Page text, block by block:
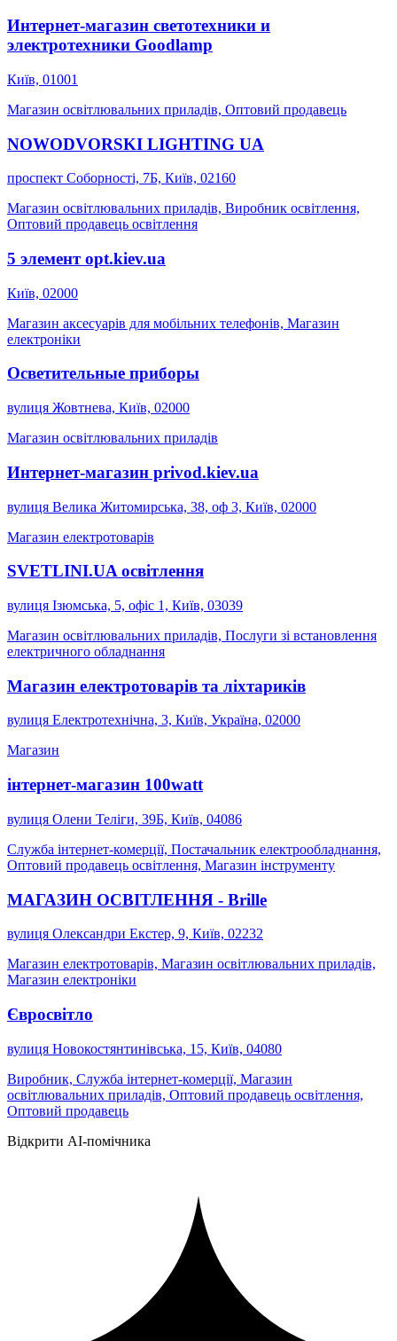
Интернет-магазин светотехники и
электротехники Goodlamp
Київ, 01001
Магазин освітлювальних приладів, Оптовий продавець
NOWODVORSKI LIGHTING UA
проспект Соборності, 7Б, Київ, 02160
Магазин освітлювальних приладів, Виробник освітлення,
Оптовий продавець освітлення
5 элемент opt.kiev.ua
Київ, 02000
Магазин аксесуарів для мобільних телефонів, Магазин
електроніки
Осветительные приборы
вулиця Жовтнева, Київ, 02000
Магазин освітлювальних приладів
Интернет-магазин privod.kiev.ua
вулиця Велика Житомирська, 38, оф 3, Київ, 02000
Магазин електротоварів
SVETLINI.UA освітлення
вулиця Ізюмська, 5, офіс 1, Київ, 03039
Магазин освітлювальних приладів, Послуги зі встановлення
електричного обладнання
Магазин електротоварів та ліхтариків
вулиця Електротехнічна, 3, Київ, Україна, 02000
Магазин
інтернет-магазин 100watt
вулиця Олени Теліги, 39Б, Київ, 04086
Служба інтернет-комерції, Постачальник електрообладнання,
Оптовий продавець освітлення, Магазин інструменту
МАГАЗИН ОСВІТЛЕННЯ - Brille
вулиця Олександри Екстер, 9, Київ, 02232
Магазин електротоварів, Магазин освітлювальних приладів,
Магазин електроніки
Євросвітло
вулиця Новокостянтинівська, 15, Київ, 04080
Виробник, Служба інтернет-комерції, Магазин
освітлювальних приладів, Оптовий продавець освітлення,
Оптовий продавець
Відкрити AI-помічника